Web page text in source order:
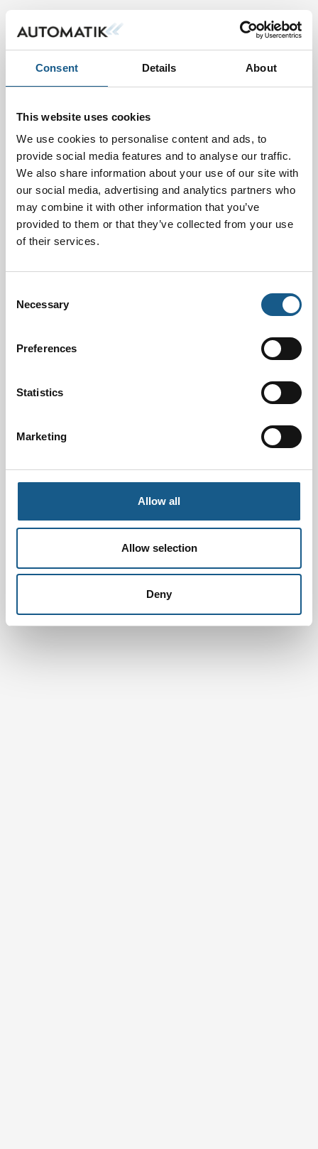
Consent Details About
This website uses cookies
We use cookies to personalise content and ads, to
provide social media features and to analyse our traffic.
We also share information about your use of our site with
our social media, advertising and analytics partners who
may combine it with other information that you’ve
provided to them or that they’ve collected from your use
of their services.
Selection
Necessary
Preferences
Statistics
Marketing
Allow all
Allow selection
Deny